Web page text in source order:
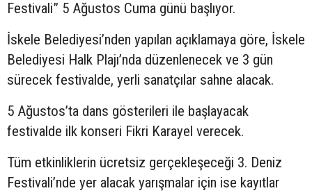
Festivali” 5 Ağustos Cuma günü başlıyor.
İskele Belediyesi’nden yapılan açıklamaya göre, İskele
Belediyesi Halk Plajı’nda düzenlenecek ve 3 gün
sürecek festivalde, yerli sanatçılar sahne alacak.
5 Ağustos’ta dans gösterileri ile başlayacak
festivalde ilk konseri Fikri Karayel verecek.
Tüm etkinliklerin ücretsiz gerçekleşeceği 3. Deniz
Festivali’nde yer alacak yarışmalar için ise kayıtlar